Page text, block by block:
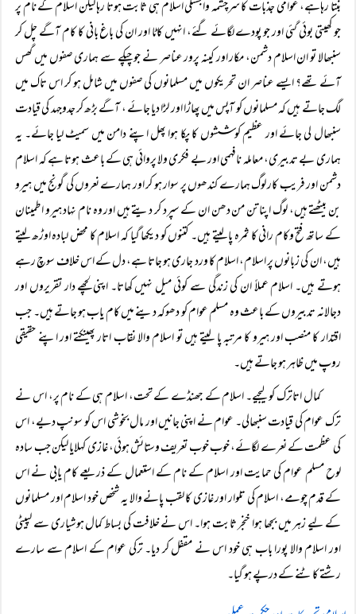
بنتا رہاہے، عوامی جذبات کا سرچشمہ وابستگی اسلام ہی ثابت ہوتا رہا لیکن اسلام کے نام پر
جو کھیتی بوئی گئی اور جو پودے لگائے گئے، انہیں کاٹا اور ان کی باغ بانی کا کام آگے چل کر
سنبھالا تو ان اسلام دشمن، مکار اور کینہ پرور عناصر نے جو چپکے سے ہماری صفوں میں گھس
آئے تھے؟ ایسے عناصر ان تحریکوں میں مسلمانوں کی صفوں میں شامل ہو کر اس تاک میں
لگ جاتے ہیں کہ مسلمانوں کو آپس میں پھاڑا اور لڑا دیا جائے ، آگے بڑھ کر جدوجہد کی قیادت
سنبھال لی جائے اور عظیم کوششوں کا پکا ہوا پھل اپنے دامن میں سمیٹ لیا جائے۔ یہ
ہماری بے تدبیری، معاملہ نافہمی اور بے فکری ولا پروائی ہی کے باعث ہوتا ہے کہ اسلام
دشمن اور فریب کار لوگ ہمارے کندھوں پر سوار ہو کر اور ہمارے نعروں کی گونج میں ہیرو
بن بیٹھتے ہیں، لوگ اپنا تن من دھن ان کے سپرد کر دیتے ہیں اور وہ نام نہاد ہیرو اطمینان
کے ساتھ فتح وکام رانی کا ثمرہ پا لیتے ہیں۔ کتنوں کو دیکھا گیا کہ اسلام کا محض لبادہ اوڑھ لیتے
ہیں، ان کی زبانوں پر اسلام، اسلام کا ورد جاری ہو جاتا ہے، دل کے اس خلاف سوچ رہے
ہوتے ہیں۔ اسلام عملاً ان کی زندگی سے کوئی میل نہیں کھاتا۔ اپنی لچھے دار تقریروں اور
دجالانہ تدبیروں کے باعث وہ مسلم عوام کو دھوکہ دینے میں کام یاب ہو جاتے ہیں۔ جب
اقتدار کا منصب اور ہیرو کا مرتبہ پا لیتے ہیں تو اسلام والا نقاب اتار پھینکتے اور اپنے حقیقی
روپ میں ظاہر ہو جاتے ہیں۔
کمال اتاترک کو لیجیے۔ اسلام کے جھنڈے کے تحت، اسلام ہی کے نام پر، اس نے
ترک عوام کی قیادت سنبھالی۔ عوام نے اپنی جانیں اور مال بخوشی اس کو سونپ دیے، اس
کی عظمت کے نعرے لگائے، خوب خوب تعریف وستائش ہوئی، غازی کہلایا لیکن جب سادہ
لوح مسلم عوام کی حمایت اور اسلام کے نام کے استعمال کے ذریعے کام یابی نے اس
کے قدم چومے، اسلام کی تلوار اور غازی کا لقب پانے والا یہ شخص خود اسلام اور مسلمانوں
کے لیے زہر میں بجھا ہوا خنجر ثابت ہوا۔ اس نے خلافت کی بساط کمال ہوشیاری سے لپیٹی
اور اسلام والا پورا باب ہی خود اس نے مقفل کر دیا۔ ترکی عوام کے اسلام سے سارے
رشتے کاٹنے کے درپے ہو گیا۔